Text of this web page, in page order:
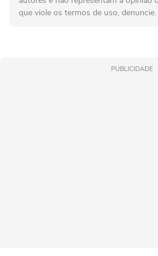
que viole os termos de uso, denuncie.
PUBLICIDADE